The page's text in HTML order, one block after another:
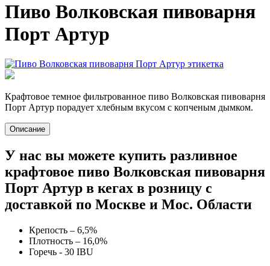
Пиво Волковская пивоварня
Порт Артур
Крафтовое темное фильтрованное пиво Волковская пивоварня
Порт Артур порадует хлебным вкусом с копченым дымком.
Описание
У нас вы можете купить разливное
крафтовое пиво Волковская пивоварня
Порт Артур в кегах в розницу с
доставкой по Москве и Мос. Области
Крепость – 6,5%
Плотность – 16,0%
Горечь - 30 IBU